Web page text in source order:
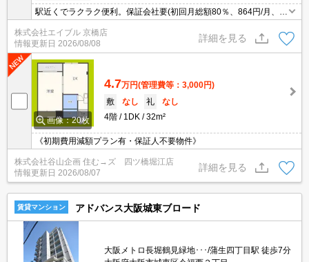
駅近くでラクラク便利。保証会社要(初回月総額80％、864円/月、更
新料10,000円)。バス・トイレ別。あなたの新生活を応援します。室
内ペットと一緒に暮らしたいあなたへ。
株式会社エイブル 京橋店
情報更新日 2026/08/08
詳細を見る
画像：20枚
4.7万円(管理費等：3,000円)
敷
なし 礼
なし
4階
1DK 32m²
《初期費用減額プラン有・保証人不要物件》
株式会社谷山企画 住む→ズ 四ツ橋堀江店
情報更新日 2026/08/07
詳細を見る
賃貸マンション アドバンス大阪城東ブロード
大阪メトロ長堀鶴見緑地･･･/蒲生四丁目駅 徒歩7分